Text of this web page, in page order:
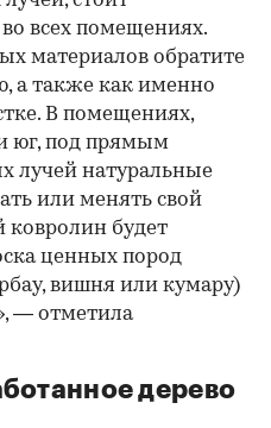
всех помещениях.
материалов обратите
а также как именно
В помещениях,
юг, под прямым
лучей натуральные
или менять свой
ковролин будет
ценных пород
вишня или кумару)
— отметила
дерево